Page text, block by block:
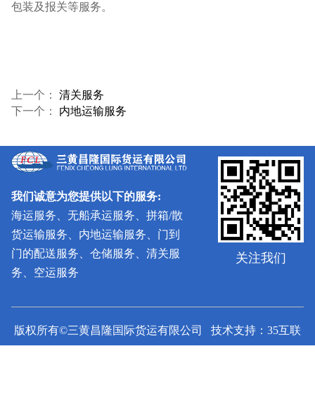
包装及报关等服务。
上一个： 清关服务
下一个： 内地运输服务
我们诚意为您提供以下的服务:
海运服务、无船承运服务、拼箱/散
货运输服务、内地运输服务、门到
门的配送服务、仓储服务、清关服
务、空运服务
关注我们
版权所有©三黄昌隆国际货运有限公司 技术支持：35互联